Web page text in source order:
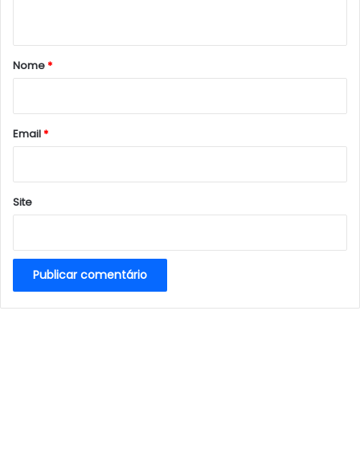
r
*
Nome*
Email*
Site